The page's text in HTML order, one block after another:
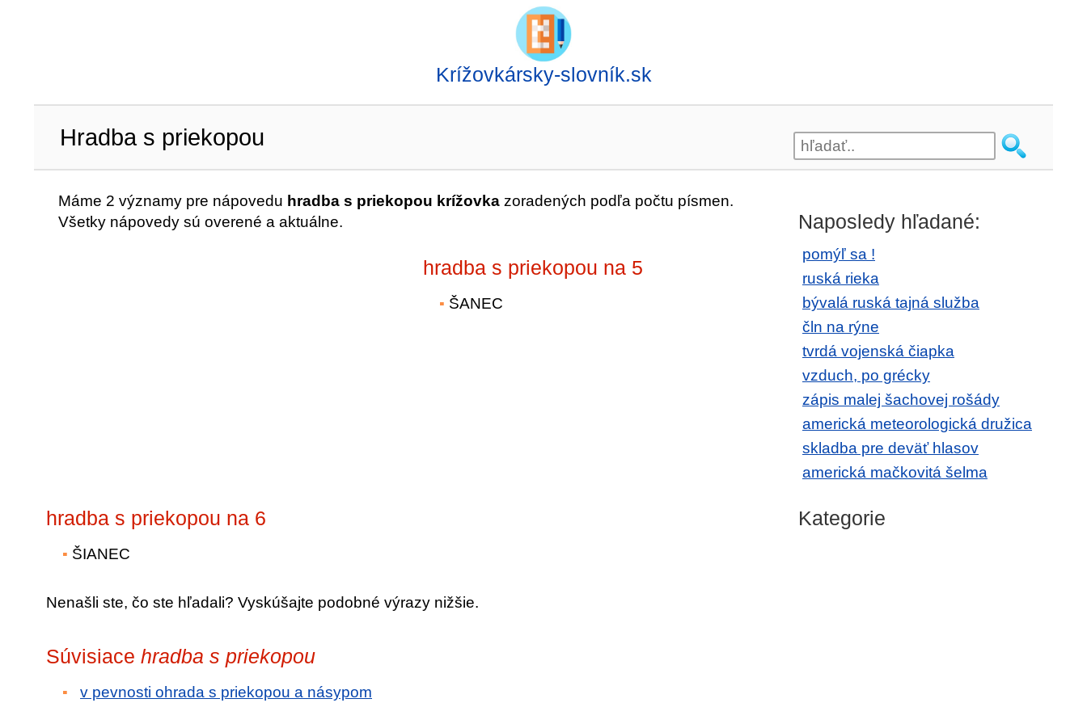
Krížovkársky-slovník.sk
Hradba s priekopou
Máme 2 významy pre nápovedu hradba s priekopou krížovka zoradených podľa počtu písmen.
Všetky nápovedy sú overené a aktuálne.
hradba s priekopou na 5
ŠANEC
hradba s priekopou na 6
ŠIANEC
Nenašli ste, čo ste hľadali? Vyskúšajte podobné výrazy nižšie.
Súvisiace hradba s priekopou
v pevnosti ohrada s priekopou a násypom
Naposledy hľadané:
pomýľ sa !
ruská rieka
bývalá ruská tajná služba
čln na rýne
tvrdá vojenská čiapka
vzduch, po grécky
zápis malej šachovej rošády
americká meteorologická družica
skladba pre deväť hlasov
americká mačkovitá šelma
Kategorie